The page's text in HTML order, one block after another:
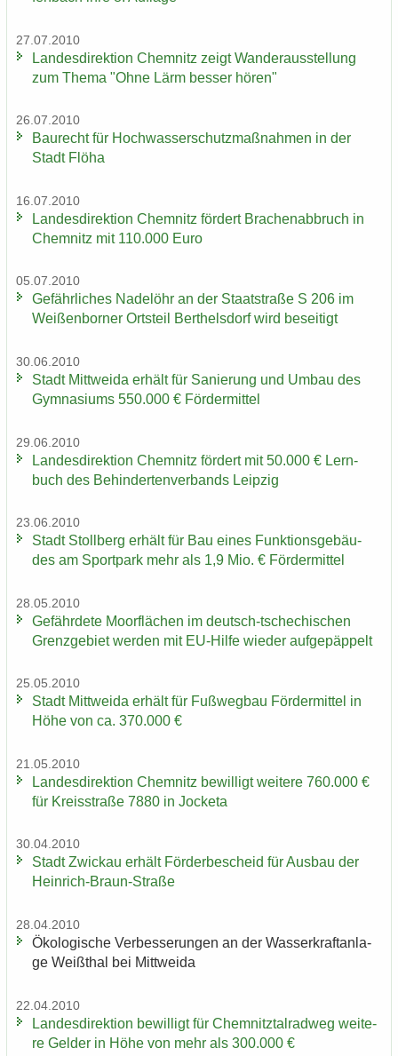
27.07.2010
Lan­des­di­rek­ti­on Chem­nitz zeigt Wan­der­aus­stel­lung
zum Thema "Ohne Lärm bes­ser hören"
26.07.2010
Bau­recht für Hoch­was­ser­schutz­maß­nah­men in der
Stadt Flöha
16.07.2010
Lan­des­di­rek­ti­on Chem­nitz för­dert Bra­chen­ab­bruch in
Chem­nitz mit 110.000 Euro
05.07.2010
Ge­fähr­li­ches Na­del­öhr an der Staat­stra­ße S 206 im
Wei­ßen­bor­ner Orts­teil Bert­hels­dorf wird be­sei­tigt
30.06.2010
Stadt Mitt­wei­da er­hält für Sa­nie­rung und Umbau des
Gym­na­si­ums 550.000 € För­der­mit­tel
29.06.2010
Lan­des­di­rek­ti­on Chem­nitz för­dert mit 50.000 € Lern­
buch des Be­hin­der­ten­ver­bands Leip­zig
23.06.2010
Stadt Stoll­berg er­hält für Bau eines Funk­ti­ons­ge­bäu­
des am Sport­park mehr als 1,9 Mio. € För­der­mit­tel
28.05.2010
Ge­fähr­de­te Moor­flä­chen im deutsch-​tschechischen
Grenz­ge­biet wer­den mit EU-​Hilfe wie­der auf­ge­päp­pelt
25.05.2010
Stadt Mitt­wei­da er­hält für Fuß­weg­bau För­der­mit­tel in
Höhe von ca. 370.000 €
21.05.2010
Lan­des­di­rek­ti­on Chem­nitz be­wil­ligt wei­te­re 760.000 €
für Kreis­stra­ße 7880 in Jo­cke­ta
30.04.2010
Stadt Zwi­ckau er­hält För­der­be­scheid für Aus­bau der
Heinrich-​Braun-Straße
28.04.2010
Öko­lo­gi­sche Ver­bes­se­run­gen an der Was­ser­kraft­an­la­
ge Weiß­thal bei Mitt­wei­da
22.04.2010
Lan­des­di­rek­ti­on be­wil­ligt für Chem­nitz­tal­rad­weg wei­te­
re Gel­der in Höhe von mehr als 300.000 €